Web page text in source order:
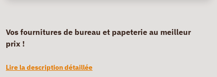
Vos fournitures de bureau et papeterie au meilleur
prix !
Lire la description détaillée